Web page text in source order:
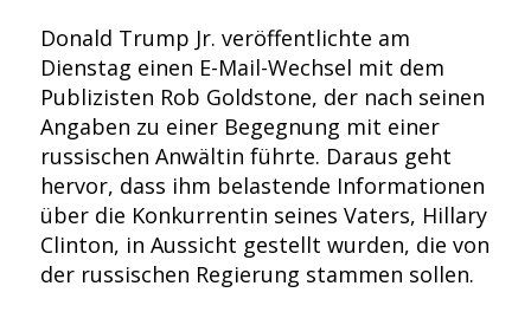
Donald Trump Jr. veröffentlichte am
Dienstag einen E-Mail-Wechsel mit dem
Publizisten Rob Goldstone, der nach seinen
Angaben zu einer Begegnung mit einer
russischen Anwältin führte. Daraus geht
hervor, dass ihm belastende Informationen
über die Konkurrentin seines Vaters, Hillary
Clinton, in Aussicht gestellt wurden, die von
der russischen Regierung stammen sollen.